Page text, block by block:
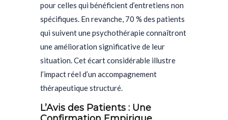
pour celles qui bénéficient d’entretiens non
spécifiques. En revanche, 70 % des patients
qui suivent une psychothérapie connaîtront
une amélioration significative de leur
situation. Cet écart considérable illustre
l’impact réel d’un accompagnement
thérapeutique structuré.
L’Avis des Patients : Une